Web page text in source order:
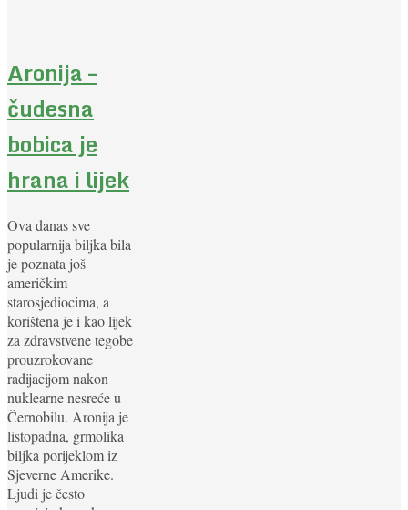
Aronija –
čudesna
bobica je
hrana i lijek
Ova danas sve
popularnija biljka bila
je poznata još
američkim
starosjediocima, a
korištena je i kao lijek
za zdravstvene tegobe
prouzrokovane
radijacijom nakon
nuklearne nesreće u
Černobilu. Aronija je
listopadna, grmolika
biljka porijeklom iz
Sjeverne Amerike.
Ljudi je često